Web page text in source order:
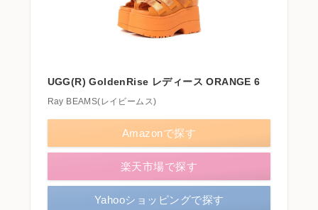
UGG(R) GoldenRise レディース ORANGE 6
Ray BEAMS(レイビームス)
Amazonで探す
楽天市場で探す
Yahooショッピングで探す